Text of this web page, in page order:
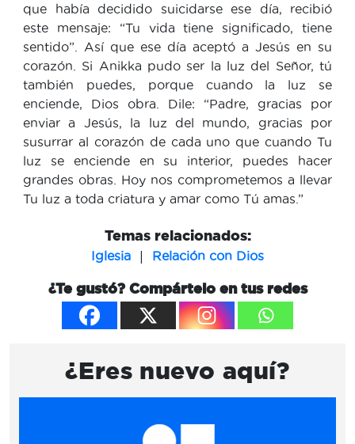
que había decidido suicidarse ese día, recibió
este mensaje: “Tu vida tiene significado, tiene
sentido”. Así que ese día aceptó a Jesús en su
corazón. Si Anikka pudo ser la luz del Señor, tú
también puedes, porque cuando la luz se
enciende, Dios obra. Dile: “Padre, gracias por
enviar a Jesús, la luz del mundo, gracias por
susurrar al corazón de cada uno que cuando Tu
luz se enciende en su interior, puedes hacer
grandes obras. Hoy nos comprometemos a llevar
Tu luz a toda criatura y amar como Tú amas.”
Temas relacionados:
Iglesia | Relación con Dios
¿Te gustó? Compártelo en tus redes
¿Eres nuevo aquí?